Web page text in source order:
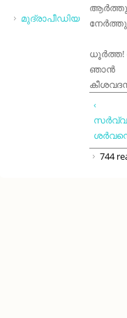
ധൂർത്ത!
ഞാൻ
‹
744
മുദ്രാപീഡിയ